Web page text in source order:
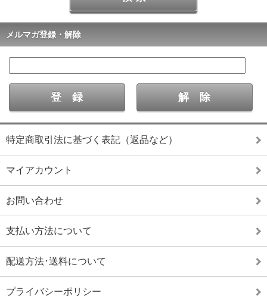
メルマガ登録・解除
特定商取引法に基づく表記（返品など）
マイアカウント
お問い合わせ
支払い方法について
配送方法･送料について
プライバシーポリシー